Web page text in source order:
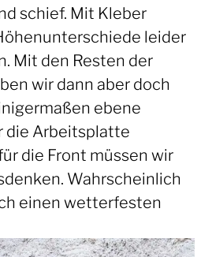
schief. Mit Kleber
leider
Mit den Resten der
wir dann aber doch
ebene
die Arbeitsplatte
die Front müssen wir
Wahrscheinlich
einen wetterfesten